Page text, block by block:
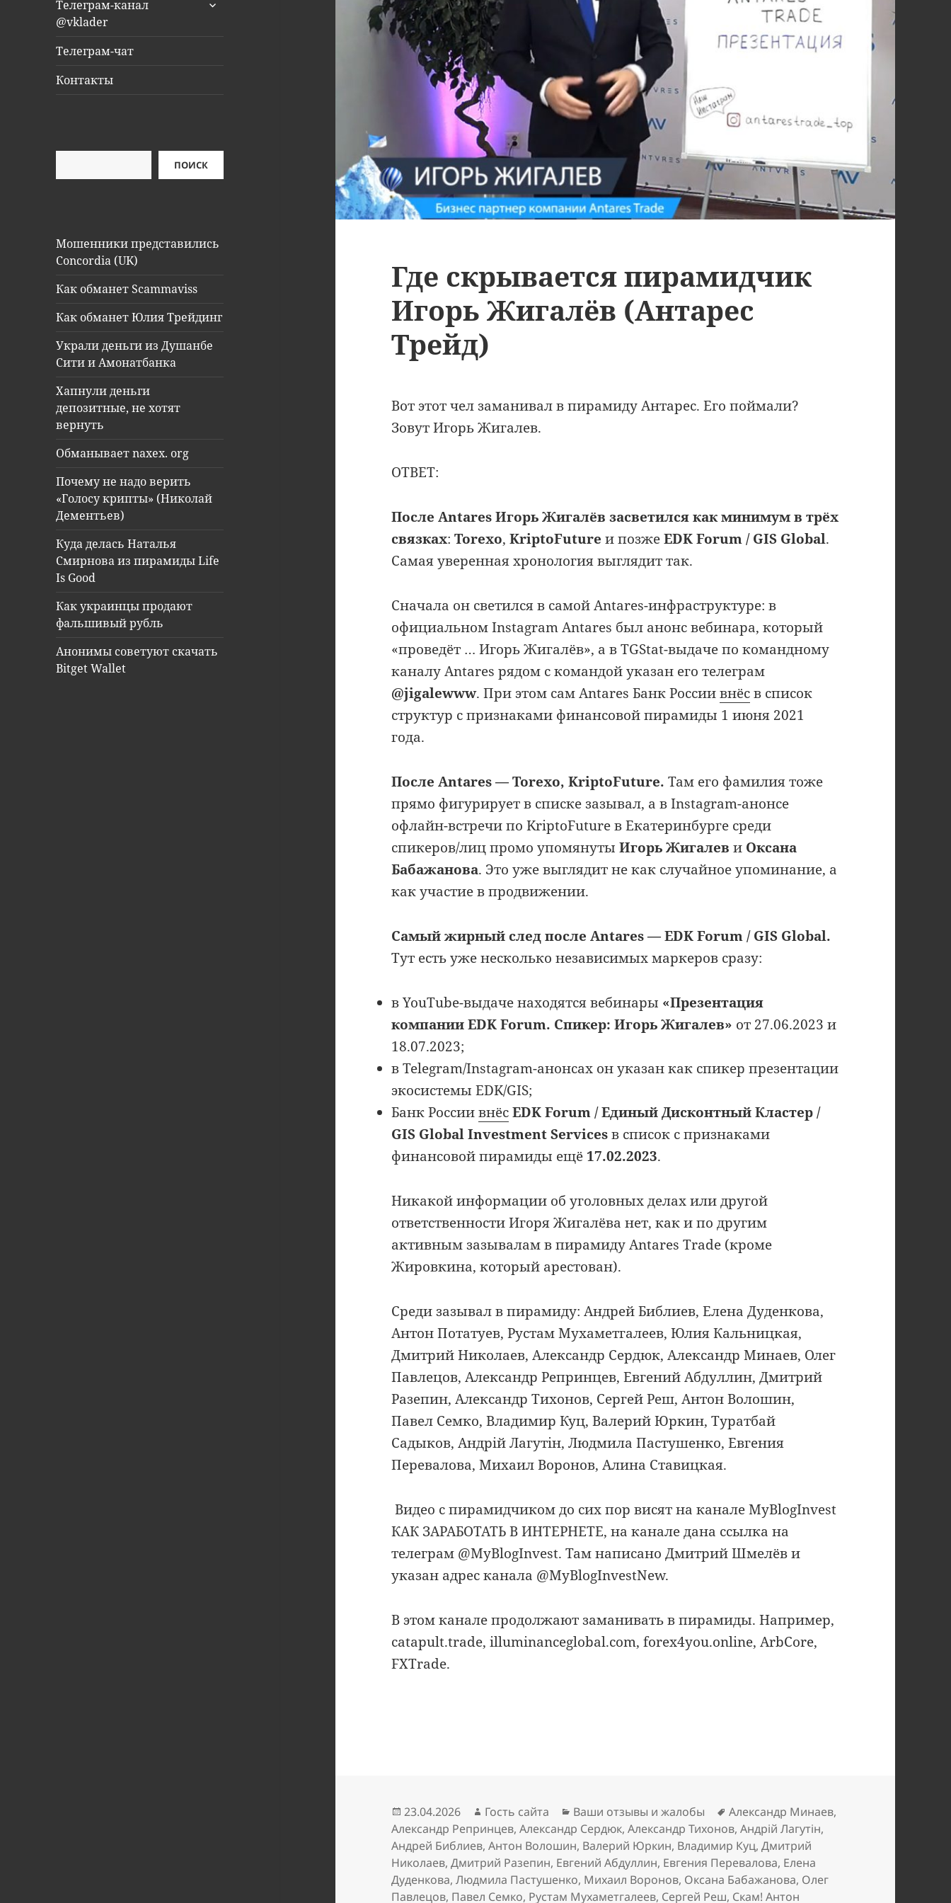
Телеграм-канал
@vklader
Телеграм-чат
Контакты
ПОИСК
Мошенники представились
Concordia (UK)
Как обманет Scammaviss
Как обманет Юлия Трейдинг
Украли деньги из Душанбе
Сити и Амонатбанка
Хапнули деньги
депозитные, не хотят
вернуть
Обманывает naxex. org
Почему не надо верить
«Голосу крипты» (Николай
Дементьев)
Куда делась Наталья
Смирнова из пирамиды Life
Is Good
Как украинцы продают
фальшивый рубль
Анонимы советуют скачать
Bitget Wallet
Где скрывается пирамидчик
Игорь Жигалёв (Антарес
Трейд)
Вот этот чел заманивал в пирамиду Антарес. Его поймали?
Зовут Игорь Жигалев.
ОТВЕТ:
После Antares Игорь Жигалёв засветился как минимум в трёх
связках:Torexo,KriptoFuture и позжеEDK Forum / GIS Global.
Самая уверенная хронология выглядит так.
Сначала он светился в самой Antares-инфраструктуре: в
официальном Instagram Antares был анонс вебинара, который
«проведёт … Игорь Жигалёв», а в TGStat-выдаче по командному
каналу Antares рядом с командой указан его телеграм
@jigalewww. При этом сам Antares Банк Россиивнёсв список
структур с признаками финансовой пирамиды 1 июня 2021
года.
После Antares — Torexo,KriptoFuture. Там его фамилия тоже
прямо фигурирует в списке зазывал, а в Instagram-анонсе
офлайн-встречи по KriptoFuture в Екатеринбурге среди
спикеров/лиц промо упомянутыИгорь Жигалев и Оксана
Бабажанова. Это уже выглядит не как случайное упоминание, а
как участие в продвижении.
Самый жирный след после Antares — EDK Forum / GIS Global.
Тут есть уже несколько независимых маркеров сразу:
в YouTube-выдаче находятся вебинары «Презентация
компании EDK Forum. Спикер: Игорь Жигалев» от 27.06.2023 и
18.07.2023;
в Telegram/Instagram-анонсах он указан как спикер презентации
экосистемы EDK/GIS;
Банк Россиивнёс EDK Forum / Единый Дисконтный Кластер /
GIS Global Investment Servicesв список с признаками
финансовой пирамиды ещё 17.02.2023.
Никакой информации об уголовных делах или другой
ответственности Игоря Жигалёва нет, как и по другим
активным зазывалам в пирамиду Antares Trade (кроме
Жировкина, который арестован).
Среди зазывал в пирамиду: Андрей Библиев, Елена Дуденкова,
Антон Потатуев, Рустам Мухаметгалеев, Юлия Кальницкая,
Дмитрий Николаев, Александр Сердюк, Александр Минаев, Олег
Павлецов, Александр Репринцев, Евгений Абдуллин, Дмитрий
Разепин, Александр Тихонов, Сергей Реш, Антон Волошин,
Павел Семко, Владимир Куц, Валерий Юркин, Туратбай
Садыков, Андрій Лагутін, Людмила Пастушенко, Евгения
Перевалова, Михаил Воронов, Алина Ставицкая.
Видео с пирамидчиком до сих пор висят на канале MyBlogInvest
КАК ЗАРАБОТАТЬ В ИНТЕРНЕТЕ, на канале дана ссылка на
телеграм @MyBlogInvest. Там написано Дмитрий Шмелёв и
указан адрес канала @MyBlogInvestNew.
В этом канале продолжают заманивать в пирамиды. Например,
catapult.trade, illuminanceglobal.com, forex4you.online, ArbCore,
FXTrade.
Опубликовано
23.04.2026 Автор
Гость сайта Рубрики
Ваши отзывы и жалобы Метки
Александр Минаев,
Александр Репринцев,Александр Сердюк,Александр Тихонов,Андрій Лагутін,
Андрей Библиев,Антон Волошин, Валерий Юркин, Владимир Куц,Дмитрий
Николаев,Дмитрий Разепин, Евгений Абдуллин, Евгения Перевалова, Елена
Дуденкова,Людмила Пастушенко, Михаил Воронов, Оксана Бабажанова, Олег
Павлецов, Павел Семко, Рустам Мухаметгалеев, Сергей Реш, Скам! Антон